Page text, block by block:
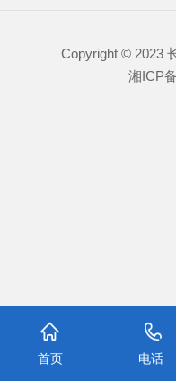
Copyright © 2023
湘ICP
首页 电话